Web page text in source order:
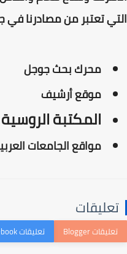
التي تعتبر من مصادرنا في
محرك بحث جوجل
موقع أرشيف
المكتبة
مواقع الجامعات
تعليقات